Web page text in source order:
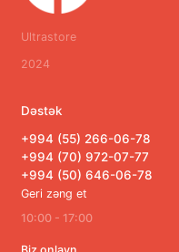
Ultrastore
2024
Dəstək
+994 (55) 266-06-78
+994 (70) 972-07-77
+994 (50) 646-06-78
Geri zəng et
10:00 - 17:00